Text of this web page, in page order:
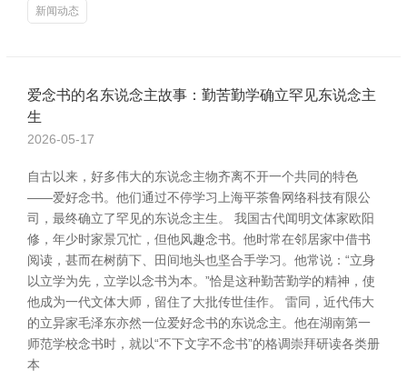
新闻动态
爱念书的名东说念主故事：勤苦勤学确立罕见东说念主
生
2026-05-17
自古以来，好多伟大的东说念主物齐离不开一个共同的特色
——爱好念书。他们通过不停学习上海平茶鲁网络科技有限公
司，最终确立了罕见的东说念主生。 我国古代闻明文体家欧阳
修，年少时家景冗忙，但他风趣念书。他时常在邻居家中借书
阅读，甚而在树荫下、田间地头也坚合手学习。他常说：“立身
以立学为先，立学以念书为本。”恰是这种勤苦勤学的精神，使
他成为一代文体大师，留住了大批传世佳作。 雷同，近代伟大
的立异家毛泽东亦然一位爱好念书的东说念主。他在湖南第一
师范学校念书时，就以“不下文字不念书”的格调崇拜研读各类册
本